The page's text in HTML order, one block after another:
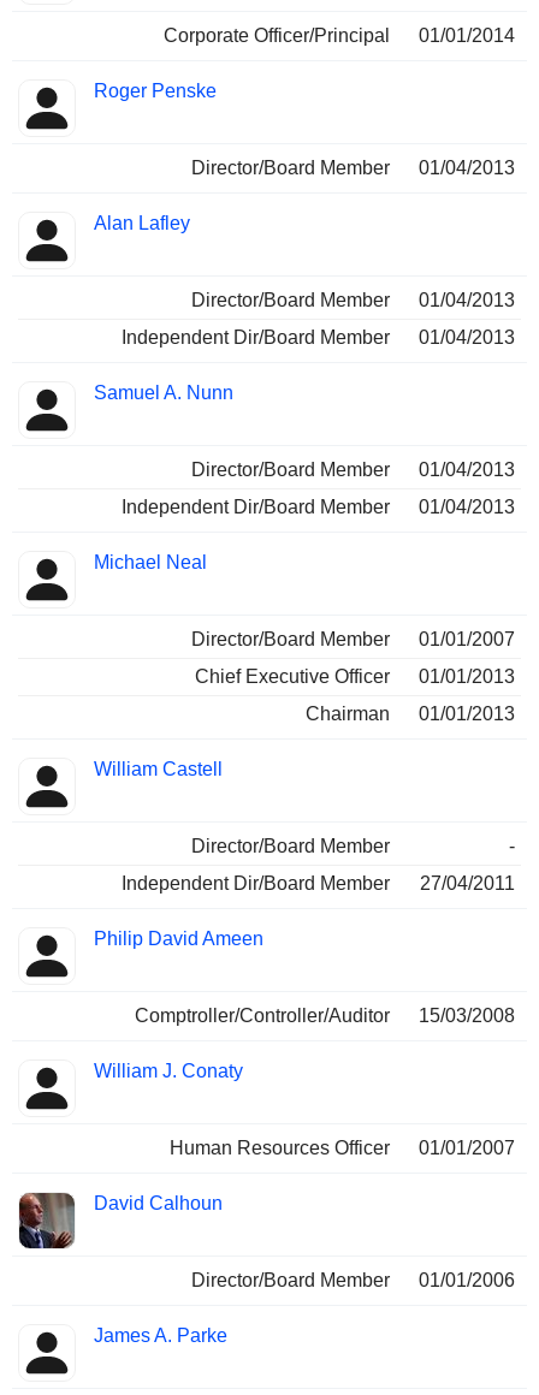
Corporate Officer/Principal 01/01/2014
Roger Penske
Director/Board Member 01/04/2013
Alan Lafley
Director/Board Member
01/04/2013
Independent Dir/Board Member
01/04/2013
Samuel A. Nunn
Director/Board Member
01/04/2013
Independent Dir/Board Member
01/04/2013
Michael Neal
Director/Board Member
01/01/2007
Chief Executive Officer
01/01/2013
Chairman
01/01/2013
William Castell
Director/Board Member
-
Independent Dir/Board Member
27/04/2011
Philip David Ameen
Comptroller/Controller/Auditor 15/03/2008
William J. Conaty
Human Resources Officer 01/01/2007
David Calhoun
Director/Board Member 01/01/2006
James A. Parke